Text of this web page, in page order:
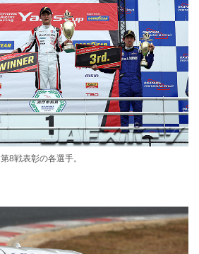
第8戦表彰の各選手。